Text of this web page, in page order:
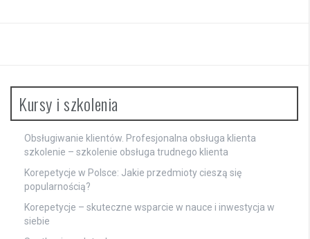
Kursy i szkolenia
Obsługiwanie klientów. Profesjonalna obsługa klienta
szkolenie – szkolenie obsługa trudnego klienta
Korepetycje w Polsce: Jakie przedmioty cieszą się
popularnością?
Korepetycje – skuteczne wsparcie w nauce i inwestycja w
siebie